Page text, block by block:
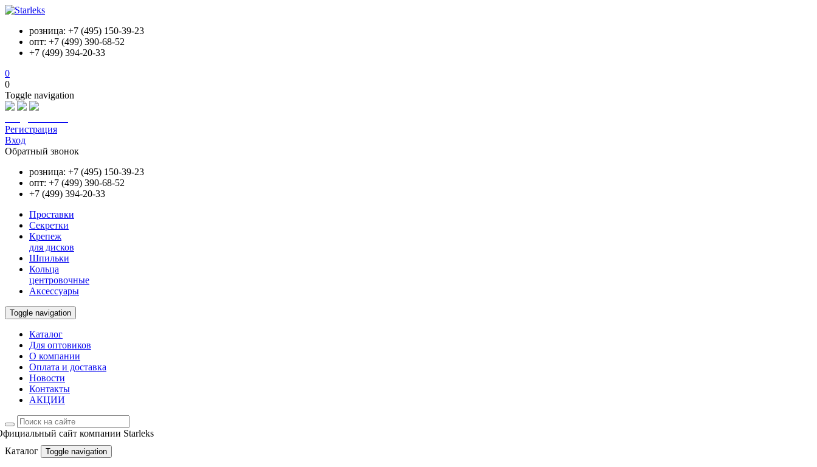
розница: +7 (495) 150-39-23
опт: +7 (499) 390-68-52
+7 (499) 394-20-33
0
0
Toggle navigation
Регистрация
Вход
Обратный звонок
розница: +7 (495) 150-39-23
опт: +7 (499) 390-68-52
+7 (499) 394-20-33
Проставки
Секретки
Крепеж
для дисков
Шпильки
Кольца
центровочные
Аксессуары
Toggle navigation
Каталог
Для оптовиков
О компании
Оплата и доставка
Новости
Контакты
АКЦИИ
сайт компании Starleks
Каталог
Toggle navigation